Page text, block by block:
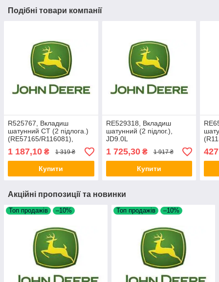
Подібні товари компанії
R525767, Вкладиш
шатунний СТ (2 підлога.)
(RE57165/R116081),
JD8400
1 187,10 ₴ 1 319 ₴
Купити
RE529318, Вкладиш
шатунний (2 підлог.),
JD9.0L
1 725,30₴ 1 917 ₴
Купити
Акційні пропозиції та новинки
Топ продажів –10% Топ продажів –10%